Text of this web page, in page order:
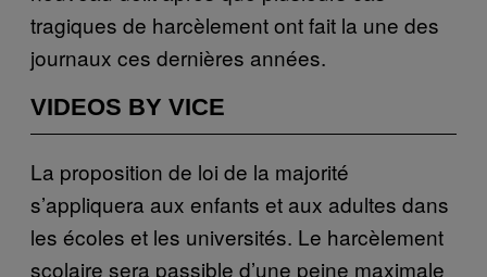
tragiques de harcèlement ont fait la une des
journaux ces dernières années.
VIDEOS BY VICE
La proposition de loi de la majorité
s’appliquera aux enfants et aux adultes dans
les écoles et les universités. Le harcèlement
scolaire sera passible d’une peine maximale